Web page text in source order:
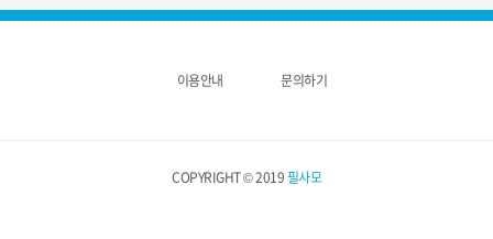
이용안내 문의하기
COPYRIGHT © 2019필사모